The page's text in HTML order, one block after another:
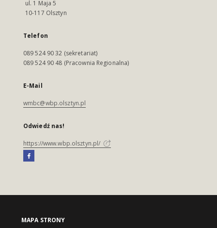
ul. 1 Maja 5
10-117 Olsztyn
Telefon
089 524 90 32 (sekretariat)
089 524 90 48 (Pracownia Regionalna)
E-Mail
wmbc@wbp.olsztyn.pl
Odwiedź nas!
https://www.wbp.olsztyn.pl/
MAPA STRONY